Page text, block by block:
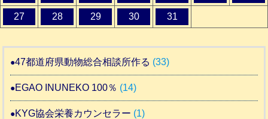
27 28 29 30 31
47都道府県動物総合相談所作る (33)
EGAO INUNEKO 100％ (14)
KYG協会栄養カウンセラー (1)